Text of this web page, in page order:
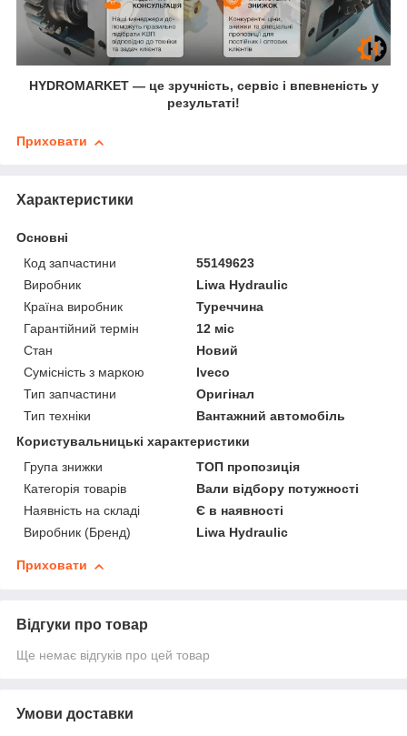
HYDROMARKET — це зручність, сервіс і впевненість у
результаті!
Приховати
Характеристики
Основні
Код запчастини
55149623
Виробник
Liwa Hydraulic
Країна виробник
Туреччина
Гарантійний термін
12 міс
Стан
Новий
Сумісність з маркою
Iveco
Тип запчастини
Оригінал
Тип техніки
Вантажний автомобіль
Користувальницькі характеристики
Група знижки
ТОП пропозиція
Категорія товарів
Вали відбору потужності
Наявність на складі
Є в наявності
Виробник (Бренд)
Liwa Hydraulic
Приховати
Відгуки про товар
Ще немає відгуків про цей товар
Умови доставки